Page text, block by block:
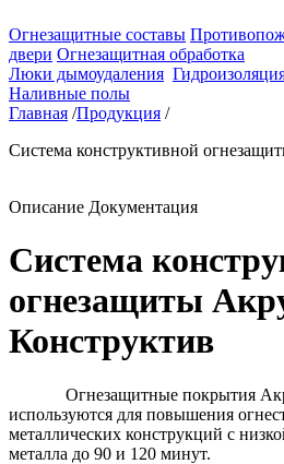
Огнезащитные составы
двери Огнезащитная обработка
Люки дымоудаления
Наливные полы
Главная /Продукция /
Система конструктивной
Описание Документация
Система
огнезащиты
Конструктив
Огнезащитные покрытия
используются для повышения
металлических конструкций с
металла до 90 и 120 минут.